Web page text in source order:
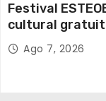
Festival
cultural
Ago 7, 2026